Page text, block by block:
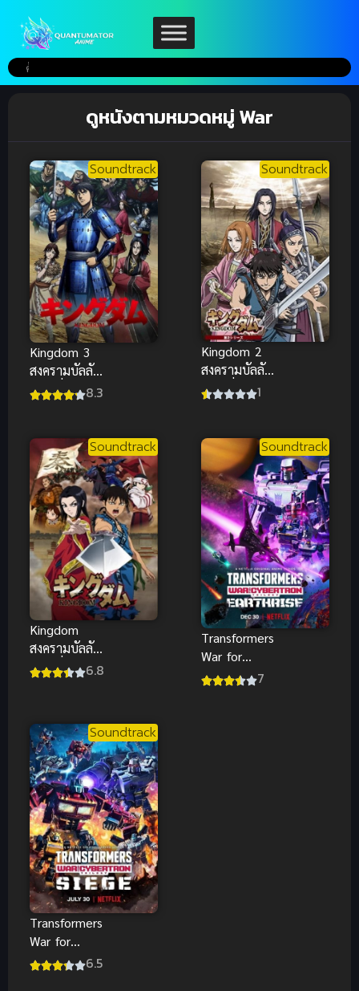
ดูหนังตามหมวดหมู่ War
Soundtrack
Kingdom 3
สงครามบัลลังก์
ผงาดจิ๋นซี ภาค
8.3
Soundtrack
Kingdom 2
สงครามบัลลังก์
ผงาดจิ๋นซี ภาค
1
Soundtrack
Kingdom
สงครามบัลลังก์
ผงาดจิ๋นซี 6.8
Soundtrack
Transformers
War for
Cybertron7
Soundtrack
Transformers
War for
Cybertron6.5